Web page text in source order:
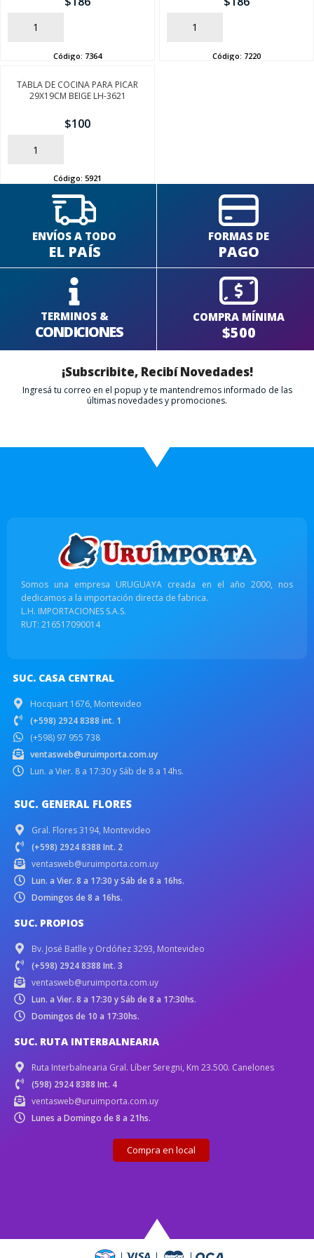
AÑADIR
Código: 7364
AÑADIR
Código: 7220
TABLA DE COCINA PARA PICAR
29X19CM BEIGE LH-3621
$100
AÑADIR
Código: 5921
ENVÍOS A TODO
EL PAÍS
FORMAS DE
PAGO
TERMINOS &
CONDICIONES
COMPRA MÍNIMA
$500
¡Subscribite, Recibí Novedades!
Ingresá tu correo en el popup y te mantendremos informado de las
últimas novedades y promociones.
Somos una empresa URUGUAYA creada en el año 2000, nos
dedicamos a la importación directa de fabrica.
L.H. IMPORTACIONES S.A.S.
RUT: 216517090014
SUC. CASA CENTRAL
Hocquart 1676, Montevideo
(+598) 2924 8388 int. 1
(+598) 97 955 738
ventasweb@uruimporta.com.uy
Lun. a Vier. 8 a 17:30 y Sáb de 8 a 14hs.
SUC. GENERAL FLORES
Gral. Flores 3194, Montevideo
(+598) 2924 8388 Int. 2
ventasweb@uruimporta.com.uy
Lun. a Vier. 8 a 17:30 y Sáb de 8 a 16hs.
Domingos de 8 a 16hs.
SUC. PROPIOS
Bv. José Batlle y Ordóñez 3293, Montevideo
(+598) 2924 8388 Int. 3
ventasweb@uruimporta.com.uy
Lun. a Vier. 8 a 17:30 y Sáb de 8 a 17:30hs.
Domingos de 10 a 17:30hs.
SUC. RUTA INTERBALNEARIA
Ruta Interbalnearia Gral. Líber Seregni, Km 23.500. Canelones
(598) 2924 8388 Int. 4
ventasweb@uruimporta.com.uy
Lunes a Domingo de 8 a 21hs.
Compra en local
SEGUÍ COMPRANDO